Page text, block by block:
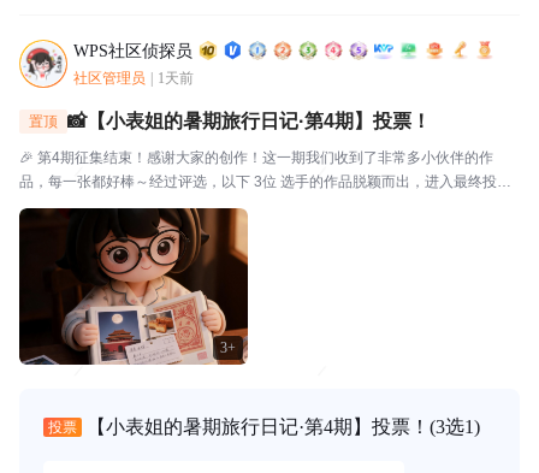
WPS社区侦探员
社区管理员 1天前
3+
置顶 📸【小表姐的暑期旅行日记·第4期】投票！
🎉 第4期征集结束！感谢大家的创作！这一期我们收到了非常多小伙伴的作
品，每一张都好棒～经过评选，以下 3位 选手的作品脱颖而出，进入最终投
票！🗳️ 入选作品🔴作品编号.01：【故宫月色·手帐拾光】创作者：帅羊帅提示
词/思路：小表姐穿着家居装，坐在在家中的书...
投票 【小表姐的暑期旅行日记·第4期】投票！ (3选1)